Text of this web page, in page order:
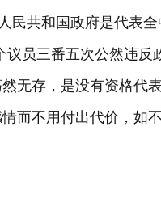
民共和国政府是代表全
议员三番五次公然违反
无存，是没有资格代
而不用付出代价，如